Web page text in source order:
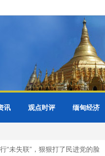
讯 观点时评 缅甸经济
失联”，狠狠打了民进党的脸